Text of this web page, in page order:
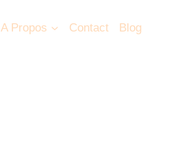
A Propos Contact Blog